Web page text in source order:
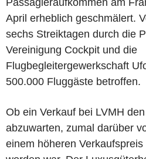
Passagieraufkommen am
April erheblich geschmälert.
sechs Streiktagen durch die
Vereinigung Cockpit und die
Flugbegleitergewerkschaft
500.000 Fluggäste betroffen.
Ob ein Verkauf bei LVMH
abzuwarten, zumal darüber
einem höheren